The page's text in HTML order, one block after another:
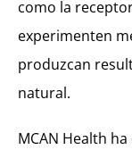
como la
experimenten
produzcan
natural.
MCAN Health